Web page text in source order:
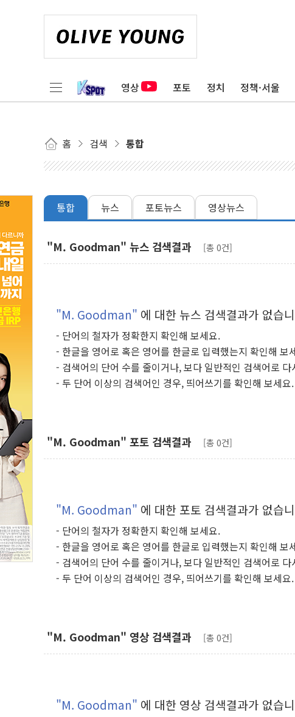
영상 포토 정치 정책·서울
홈 검색 통합
통합 뉴스 포토뉴스 영상뉴스
"M. Goodman" 뉴스 검색결과 [총 0건]
"M. Goodman" 에 대한 뉴스 검색결과가 없습
- 단어의 철자가 정확한지 확인해 보세요.
- 한글을 영어로 혹은 영어를 한글로 입력했는지 확인해 보
- 검색어의 단어 수를 줄이거나, 보다 일반적인 검색어로
- 두 단어 이상의 검색어인 경우, 띄어쓰기를 확인해 보세요.
"M. Goodman" 포토 검색결과 [총 0건]
"M. Goodman" 에 대한 포토 검색결과가 없습
- 단어의 철자가 정확한지 확인해 보세요.
- 한글을 영어로 혹은 영어를 한글로 입력했는지 확인해 보
- 검색어의 단어 수를 줄이거나, 보다 일반적인 검색어로
- 두 단어 이상의 검색어인 경우, 띄어쓰기를 확인해 보세요.
"M. Goodman" 영상 검색결과 [총 0건]
"M. Goodman" 에 대한 영상 검색결과가 없습